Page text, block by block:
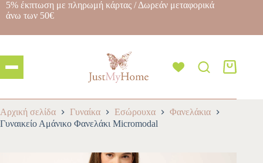
5% έκπτωση με πληρωμή κάρτας / Δωρεάν μεταφορικά
άνω των 50€
Αρχική σελίδα Γυναίκα Εσώρουxα
Φανελάκια
Γυναικείο Αμάνικο Φανελάκι Micromodal